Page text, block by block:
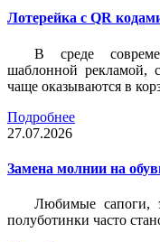
Лотерейка c QR
В среде
шаблонной рекламой,
чаще оказываются в
Подробнее
27.07.2026
Замена молнии на
Любимые сапоги,
полуботинки часто